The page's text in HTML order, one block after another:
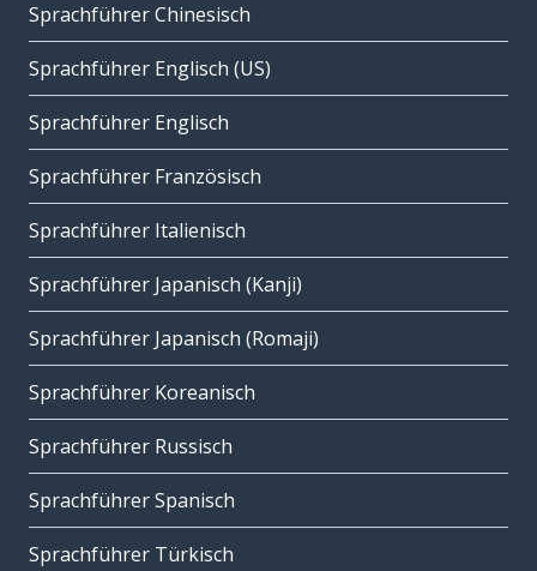
Sprachführer Chinesisch
Sprachführer Englisch (US)
Sprachführer Englisch
Sprachführer Französisch
Sprachführer Italienisch
Sprachführer Japanisch (Kanji)
Sprachführer Japanisch (Romaji)
Sprachführer Koreanisch
Sprachführer Russisch
Sprachführer Spanisch
Sprachführer Türkisch